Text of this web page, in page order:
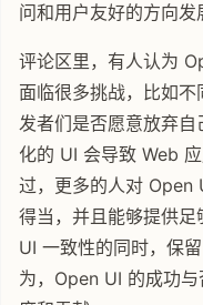
问和用户友好的方向发
评论区里，有人认为
面临很多挑战，比如
发者们是否愿意放弃
化的 UI 会导致 Web
过，更多的人对 Open
得当，并且能够提供
UI 一致性的同时，保
为，Open UI 的成功